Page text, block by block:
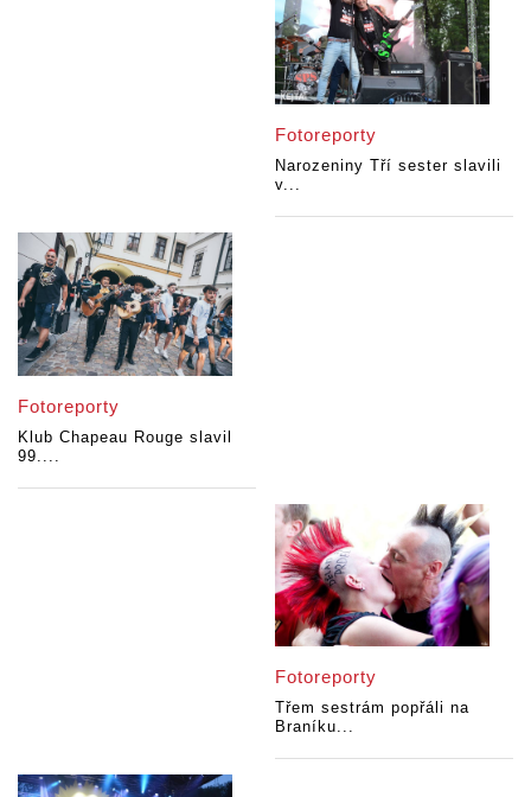
Fotoreporty
Narozeniny Tří sester slavili
v...
Fotoreporty
Klub Chapeau Rouge slavil
99....
Fotoreporty
Třem sestrám popřáli na
Braníku...